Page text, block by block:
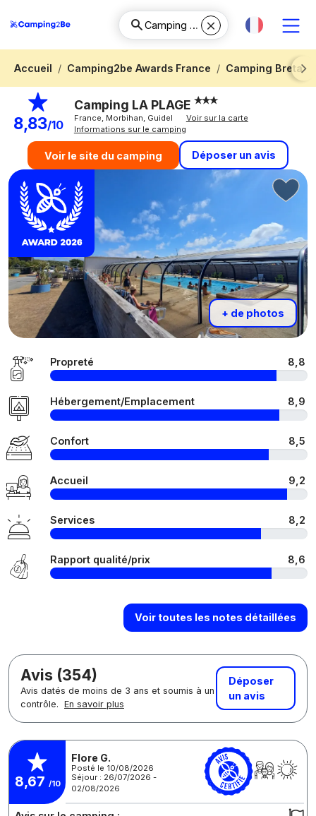
Accueil Camping2be Awards France
Camping
Next
8,83/10
Camping LA PLAGE
France, Morbihan, Guidel
Voir sur la carte
Informations sur le camping
Voir le site du camping Déposer un avis
+ de photos
Propreté 8,8
Hébergement/Emplacement 8,9
Confort 8,5
Accueil 9,2
Services 8,2
Rapport qualité/prix 8,6
Voir toutes les notes détaillées
Avis (354)
Avis datés de moins de 3 ans et soumis à un
contrôle. En savoir plus
Déposer
un avis
8,67 /10
Flore G.
Posté le 10/08/2026
Séjour : 26/07/2026 -
02/08/2026